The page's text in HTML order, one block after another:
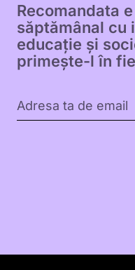
Recomandata
săptămânal cu
educație și
primește-l în